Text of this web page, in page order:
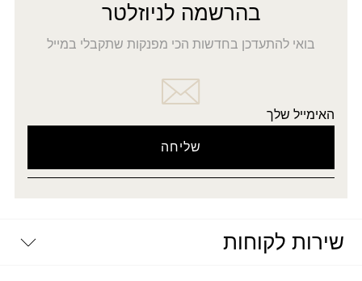
בהרשמה לניוזלטר
בואי להתעדכן בחדשות הכי מפנקות שתקבלי במייל
האימייל שלך
שירות לקוחות